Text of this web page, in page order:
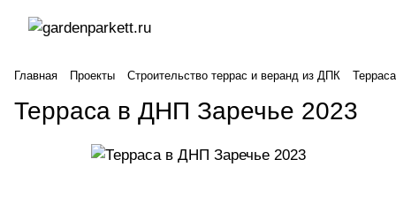
Главная Проекты Строительство террас и веранд из ДПК
Терраса в ДНП Заречье 2023